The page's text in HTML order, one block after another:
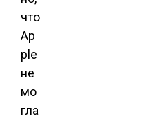
что
Ap
ple
не
мо
гла